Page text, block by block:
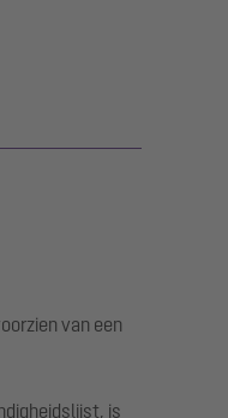
van een
is